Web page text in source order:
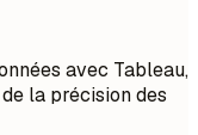
avec Tableau,
la précision des